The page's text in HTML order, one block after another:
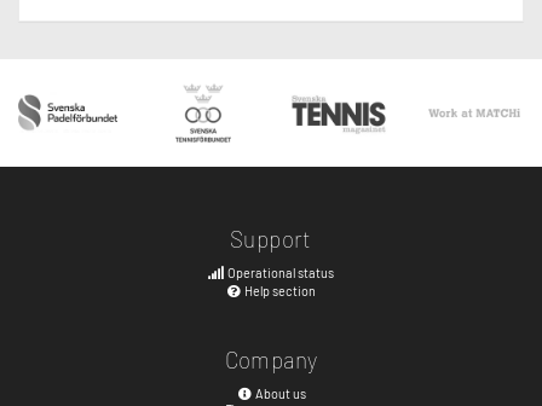
Support
Operational status
Help section
Company
About us